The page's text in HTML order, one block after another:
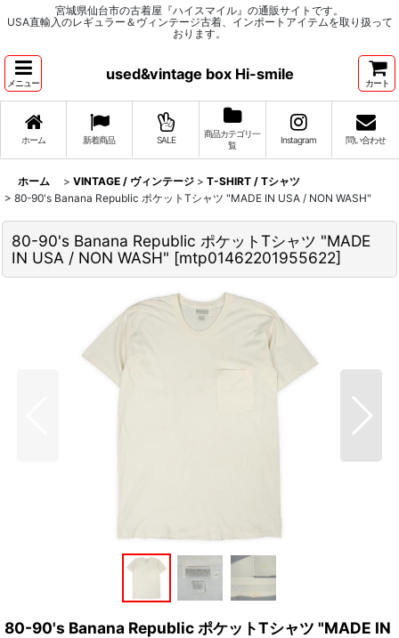
宮城県仙台市の古着屋『ハイスマイル』の通販サイトです。
USA直輸入のレギュラー＆ヴィンテージ古着、インポートアイテムを取り扱って
おります。
メニュー
used&vintage box Hi-smile
カート
ホーム 新着商品 SALE
商品カテゴリ一
覧
Instagram 問い合わせ
ホーム > VINTAGE / ヴィンテージ > T-SHIRT / Tシャツ
> 80-90's Banana Republic ポケットTシャツ "MADE IN USA / NON WASH"
80-90's Banana Republic ポケットTシャツ "MADE
IN USA / NON WASH" [mtp01462201955622]
80-90's Banana Republic ポケットTシャツ "MADE IN